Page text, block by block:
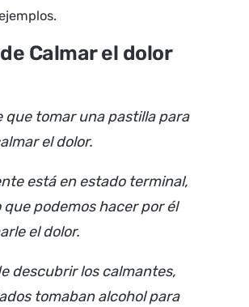
Calmar el dolor
que tomar una pastilla para
el dolor.
está en estado terminal,
que podemos hacer por él
el dolor.
descubrir los calmantes,
tomaban alcohol para